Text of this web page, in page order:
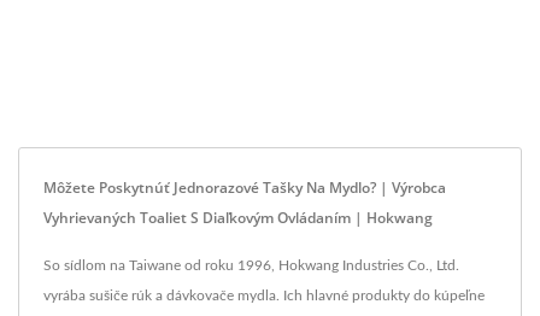
Môžete Poskytnúť Jednorazové Tašky Na Mydlo? | Výrobca
Vyhrievaných Toaliet S Diaľkovým Ovládaním | Hokwang
So sídlom na Taiwane od roku 1996, Hokwang Industries Co., Ltd.
vyrába sušiče rúk a dávkovače mydla. Ich hlavné produkty do kúpeľne